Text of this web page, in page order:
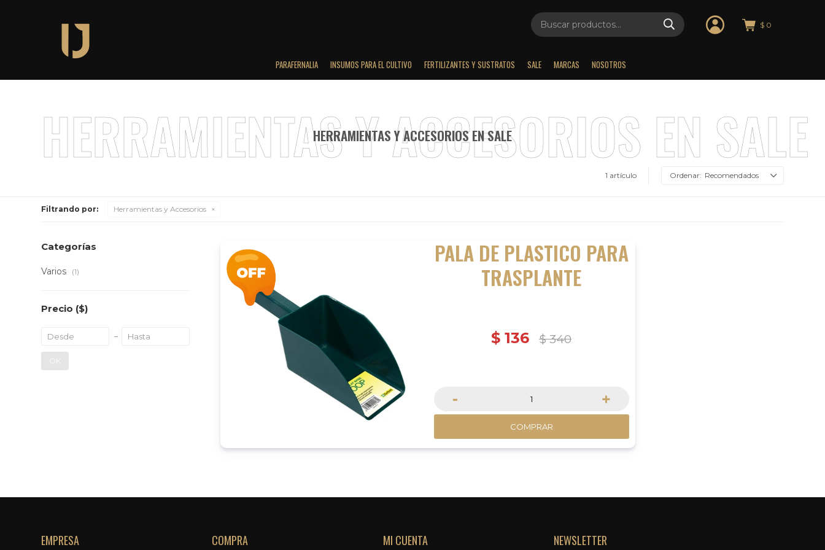
PARAFERNALIA INSUMOS PARA EL CULTIVO FERTILIZANTES Y SUSTRATOS SALE MARCAS NOSOTROS
$ 0
HERRAMIENTAS Y ACCESORIOS EN SALE
1 artículo Recomendados
Filtrando por: Herramientas y Accesorios
PALA DE PLASTICO PARA
TRASPLANTE
$ 136 $ 340
- +
COMPRAR
Categorías
Varios (1)
Precio ($)
OK
EMPRESA COMPRA MI CUENTA NEWSLETTER